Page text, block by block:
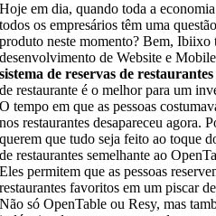
Hoje em dia, quando toda a
todos os empresários têm uma
produto neste momento? Bem, Ibiixo
desenvolvimento de Website e
sistema de reservas de restaurantes
de restaurante é o melhor para um
O tempo em que as pessoas
nos restaurantes desapareceu agora.
querem que tudo seja feito ao toque
de restaurantes semelhante ao
Eles permitem que as pessoas
restaurantes favoritos em um piscar
Não só OpenTable ou Resy, mas